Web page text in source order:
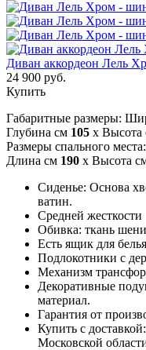
Диван аккордеон Лель
24 900 руб.
Купить
Габаритные размеры:
Глубина см 105 x Высота
Размеры спального
Длина см 190 x Высота
Сиденье: Основа
ватин.
Средней жесткости
Обивка: ткань
Есть ящик для
Подлокотники с
Механизм
Декоративные
материал.
Гарантия от
Купить с
Московской